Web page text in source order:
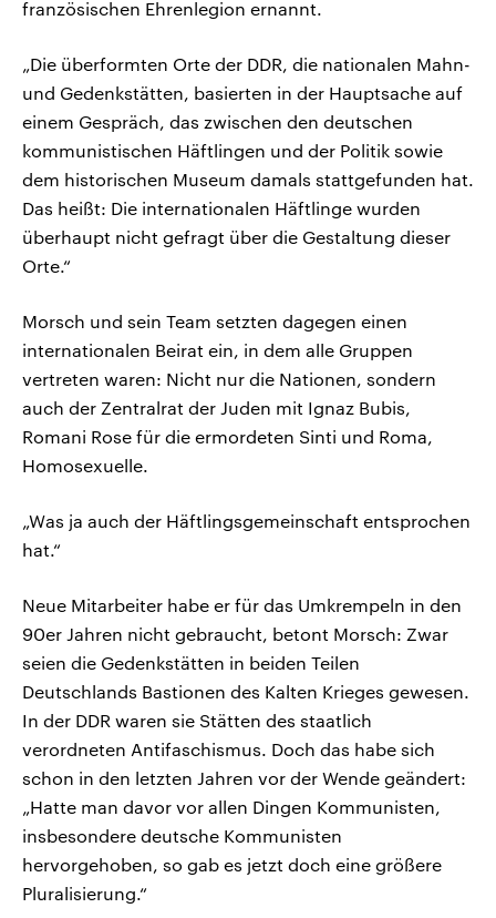
französischen Ehrenlegion ernannt.
„Die überformten Orte der DDR, die nationalen Mahn-
und Gedenkstätten, basierten in der Hauptsache auf
einem Gespräch, das zwischen den deutschen
kommunistischen Häftlingen und der Politik sowie
dem historischen Museum damals stattgefunden hat.
Das heißt: Die internationalen Häftlinge wurden
überhaupt nicht gefragt über die Gestaltung dieser
Orte.“
Morsch und sein Team setzten dagegen einen
internationalen Beirat ein, in dem alle Gruppen
vertreten waren: Nicht nur die Nationen, sondern
auch der Zentralrat der Juden mit Ignaz Bubis,
Romani Rose für die ermordeten Sinti und Roma,
Homosexuelle.
„Was ja auch der Häftlingsgemeinschaft entsprochen
hat.“
Neue Mitarbeiter habe er für das Umkrempeln in den
90er Jahren nicht gebraucht, betont Morsch: Zwar
seien die Gedenkstätten in beiden Teilen
Deutschlands Bastionen des Kalten Krieges gewesen.
In der DDR waren sie Stätten des staatlich
verordneten Antifaschismus. Doch das habe sich
schon in den letzten Jahren vor der Wende geändert:
„Hatte man davor vor allen Dingen Kommunisten,
insbesondere deutsche Kommunisten
hervorgehoben, so gab es jetzt doch eine größere
Pluralisierung.“